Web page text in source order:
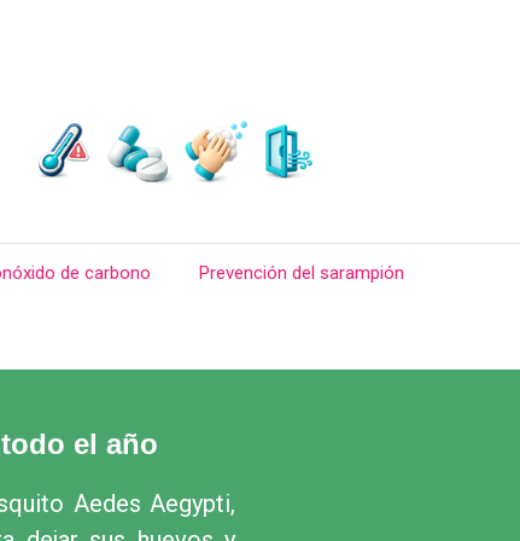
de carbono Prevención del sarampión
el año
Aedes Aegypti,